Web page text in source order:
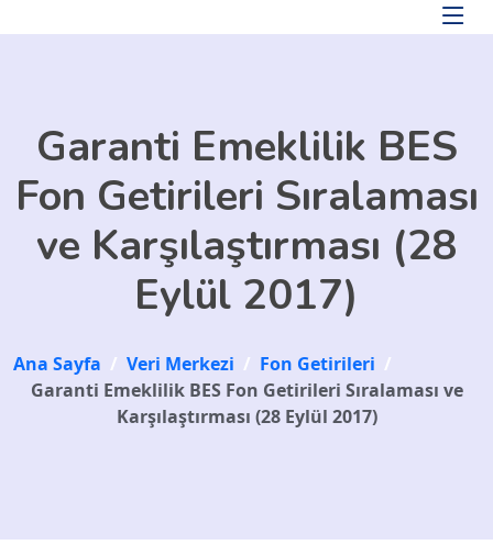
Garanti Emeklilik BES
Fon Getirileri Sıralaması
ve Karşılaştırması (28
Eylül 2017)
Ana Sayfa / Veri Merkezi / Fon Getirileri /
Garanti Emeklilik BES Fon Getirileri Sıralaması ve
Karşılaştırması (28 Eylül 2017)